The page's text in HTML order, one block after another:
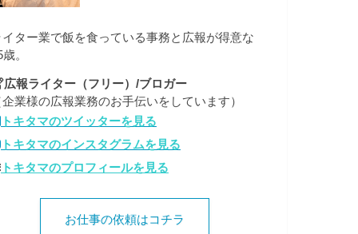
イター業で飯を食っている事務と広報が得意な
。
広報ライター（フリー）/ブロガー
企業様の広報業務のお手伝いをしています）
トキタマのツイッターを見る
トキタマのインスタグラムを見る
トキタマのプロフィールを見る
お仕事の依頼はコチラ